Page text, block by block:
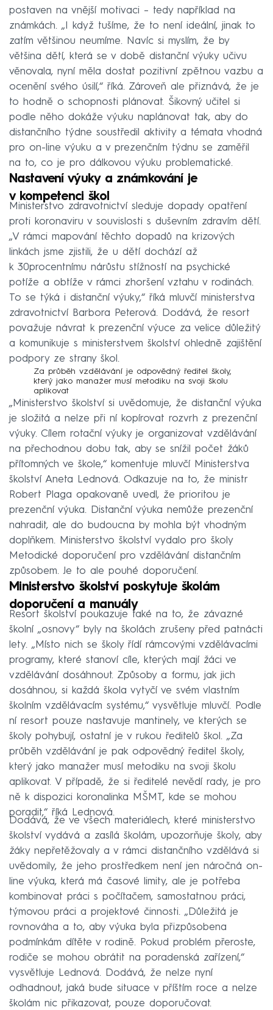
postaven na vnější motivaci – tedy například na
známkách. „I když tušíme, že to není ideální, jinak to
zatím většinou neumíme. Navíc si myslím, že by
většina dětí, která se v době distanční výuky učivu
věnovala, nyní měla dostat pozitivní zpětnou vazbu a
ocenění svého úsilí,“ říká. Zároveň ale přiznává, že je
to hodně o schopnosti plánovat. Šikovný učitel si
podle něho dokáže výuku naplánovat tak, aby do
distančního týdne soustředil aktivity a témata vhodná
pro on-line výuku a v prezenčním týdnu se zaměřil
na to, co je pro dálkovou výuku problematické.
Nastavení výuky a známkování je
v kompetenci škol
Ministerstvo zdravotnictví sleduje dopady opatření
proti koronaviru v souvislosti s duševním zdravím dětí.
„V rámci mapování těchto dopadů na krizových
linkách jsme zjistili, že u dětí dochází až
k 30procentnímu nárůstu stížností na psychické
potíže a obtíže v rámci zhoršení vztahu v rodinách.
To se týká i distanční výuky,“ říká mluvčí ministerstva
zdravotnictví Barbora Peterová. Dodává, že resort
považuje návrat k prezenční výuce za velice důležitý
a komunikuje s ministerstvem školství ohledně zajištění
podpory ze strany škol.
Za průběh vzdělávání je odpovědný ředitel školy,
který jako manažer musí metodiku na svoji školu
aplikovat
„Ministerstvo školství si uvědomuje, že distanční výuka
je složitá a nelze při ní kopírovat rozvrh z prezenční
výuky. Cílem rotační výuky je organizovat vzdělávání
na přechodnou dobu tak, aby se snížil počet žáků
přítomných ve škole,“ komentuje mluvčí Ministerstva
školství Aneta Lednová. Odkazuje na to, že ministr
Robert Plaga opakovaně uvedl, že prioritou je
prezenční výuka. Distanční výuka nemůže prezenční
nahradit, ale do budoucna by mohla být vhodným
doplňkem. Ministerstvo školství vydalo pro školy
Metodické doporučení pro vzdělávání distančním
způsobem. Je to ale pouhé doporučení.
Ministerstvo školství poskytuje školám
doporučení a manuály
Resort školství poukazuje také na to, že závazné
školní „osnovy“ byly na školách zrušeny před patnácti
lety. „Místo nich se školy řídí rámcovými vzdělávacími
programy, které stanoví cíle, kterých mají žáci ve
vzdělávání dosáhnout. Způsoby a formu, jak jich
dosáhnou, si každá škola vytyčí ve svém vlastním
školním vzdělávacím systému,“ vysvětluje mluvčí. Podle
ní resort pouze nastavuje mantinely, ve kterých se
školy pohybují, ostatní je v rukou ředitelů škol. „Za
průběh vzdělávání je pak odpovědný ředitel školy,
který jako manažer musí metodiku na svoji školu
aplikovat. V případě, že si ředitelé nevědí rady, je pro
ně k dispozici koronalinka MŠMT, kde se mohou
poradit,“ říká Lednová.
Dodává, že ve všech materiálech, které ministerstvo
školství vydává a zasílá školám, upozorňuje školy, aby
žáky nepřetěžovaly a v rámci distančního vzdělává si
uvědomily, že jeho prostředkem není jen náročná on-
line výuka, která má časové limity, ale je potřeba
kombinovat práci s počítačem, samostatnou práci,
týmovou práci a projektové činnosti. „Důležitá je
rovnováha a to, aby výuka byla přizpůsobena
podmínkám dítěte v rodině. Pokud problém přeroste,
rodiče se mohou obrátit na poradenská zařízení,“
vysvětluje Lednová. Dodává, že nelze nyní
odhadnout, jaká bude situace v příštím roce a nelze
školám nic přikazovat, pouze doporučovat.